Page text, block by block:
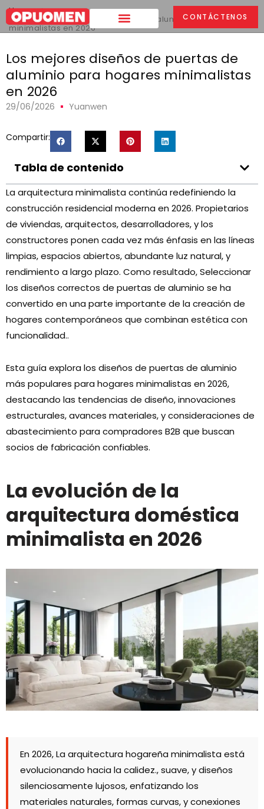
CONTÁCTENOS
Hogar >
Los mejores diseños de puertas de aluminio para hogares
minimalistas en 2026
Los mejores diseños de puertas de
aluminio para hogares minimalistas
en 2026
29/06/2026 Yuanwen
Compartir:
Tabla de contenido
La arquitectura minimalista continúa redefiniendo la
construcción residencial moderna en 2026. Propietarios
de viviendas, arquitectos, desarrolladores, y los
constructores ponen cada vez más énfasis en las líneas
limpias, espacios abiertos, abundante luz natural, y
rendimiento a largo plazo. Como resultado, Seleccionar
los diseños correctos de puertas de aluminio se ha
convertido en una parte importante de la creación de
hogares contemporáneos que combinan estética con
funcionalidad..
Esta guía explora los diseños de puertas de aluminio
más populares para hogares minimalistas en 2026,
destacando las tendencias de diseño, innovaciones
estructurales, avances materiales, y consideraciones de
abastecimiento para compradores B2B que buscan
socios de fabricación confiables.
La evolución de la
arquitectura doméstica
minimalista en 2026
En 2026, La arquitectura hogareña minimalista está
evolucionando hacia la calidez., suave, y diseños
silenciosamente lujosos, enfatizando los
materiales naturales, formas curvas, y conexiones